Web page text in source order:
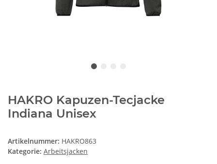
HAKRO Kapuzen-Tecjacke
Indiana Unisex
Artikelnummer: HAKRO863
Kategorie: Arbeitsjacken